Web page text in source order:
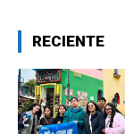
RECIENTE